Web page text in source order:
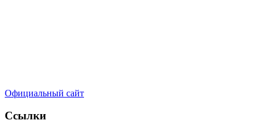
Официальный сайт
Ссылки